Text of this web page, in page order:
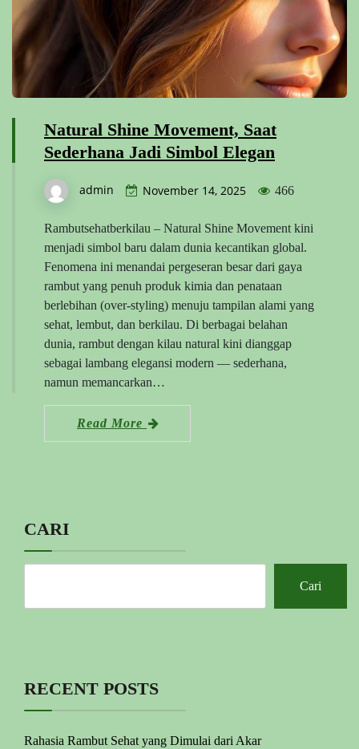
Natural Shine Movement, Saat
Sederhana Jadi Simbol Elegan
admin November 14, 2025 466
Rambutsehatberkilau – Natural Shine Movement kini
menjadi simbol baru dalam dunia kecantikan global.
Fenomena ini menandai pergeseran besar dari gaya
rambut yang penuh produk kimia dan penataan
berlebihan (over-styling) menuju tampilan alami yang
sehat, lembut, dan berkilau. Di berbagai belahan
dunia, rambut dengan kilau natural kini dianggap
sebagai lambang elegansi modern — sederhana,
namun memancarkan…
Read More
CARI
Cari
RECENT POSTS
Rahasia Rambut Sehat yang Dimulai dari Akar